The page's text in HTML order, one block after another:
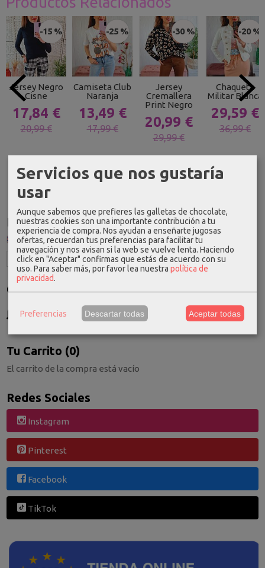
Idioma
Costes de Envío
Consultar Destinos
Tu Carrito (0)
El carrito de la compra está vacío
Redes Sociales
Instagram
Pinterest
Facebook
TikTok
-15 %
Jersey Negro
Cisne
17,84 €
20,99 €
-25 %
Camiseta Club
Naranja
13,49 €
17,99 €
-30 %
Jersey
Cremallera
Print Negro
20,99 €
29,99 €
-20 %
Chaqueta
Militar Blanca
29,59 €
36,99 €
Servicios que nos gustaría
usar
Aunque sabemos que prefieres las galletas de chocolate,
nuestras cookies son una importante contribución a tu
experiencia de compra. Nos ayudan a enseñarte jugosas
ofertas, recuerdan tus preferencias para facilitar tu
navegación y nos avisan si la web se vuelve lenta. Haciendo
click en "Aceptar" confirmas que estás de acuerdo con su
uso. Para saber más, por favor lea nuestra política de
privacidad.
Preferencias Descartar todas Aceptar todas